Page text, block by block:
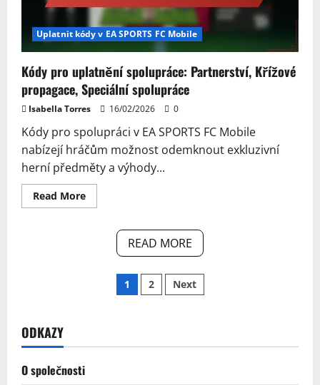
akce
Uplatnit kódy v EA SPORTS FC Mobile
Kódy pro uplatnění spolupráce: Partnerství, Křížové
propagace, Speciální spolupráce
Isabella Torres 16/02/2026 0
Kódy pro spolupráci v EA SPORTS FC Mobile
nabízejí hráčům možnost odemknout exkluzivní
herní předměty a výhody...
Read MoreRead
more
uplatnění
spolupráce:
Křížové
propagace,
Speciální
READ MORE
Posts
1 2 Next
ODKAZY
O společnosti